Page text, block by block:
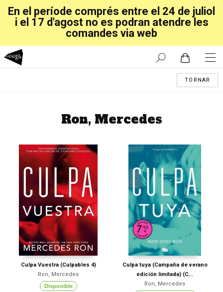
En el període comprés entre el 24 de juliol
i el 17 d'agost no es podran atendre les
comandes via web
TORNAR
Ron, Mercedes
Culpa Vuestra (Culpables 4)
Ron, Mercedes
Disponible
Culpa tuya (Campaña de verano
edición limitada) (C...
Ron, Mercedes